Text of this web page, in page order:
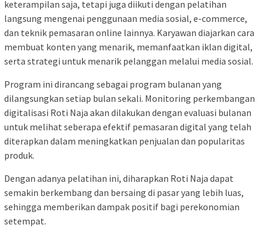
keterampilan saja, tetapi juga diikuti dengan pelatihan
langsung mengenai penggunaan media sosial, e-commerce,
dan teknik pemasaran online lainnya. Karyawan diajarkan cara
membuat konten yang menarik, memanfaatkan iklan digital,
serta strategi untuk menarik pelanggan melalui media sosial.
Program ini dirancang sebagai program bulanan yang
dilangsungkan setiap bulan sekali. Monitoring perkembangan
digitalisasi Roti Naja akan dilakukan dengan evaluasi bulanan
untuk melihat seberapa efektif pemasaran digital yang telah
diterapkan dalam meningkatkan penjualan dan popularitas
produk.
Dengan adanya pelatihan ini, diharapkan Roti Naja dapat
semakin berkembang dan bersaing di pasar yang lebih luas,
sehingga memberikan dampak positif bagi perekonomian
setempat.